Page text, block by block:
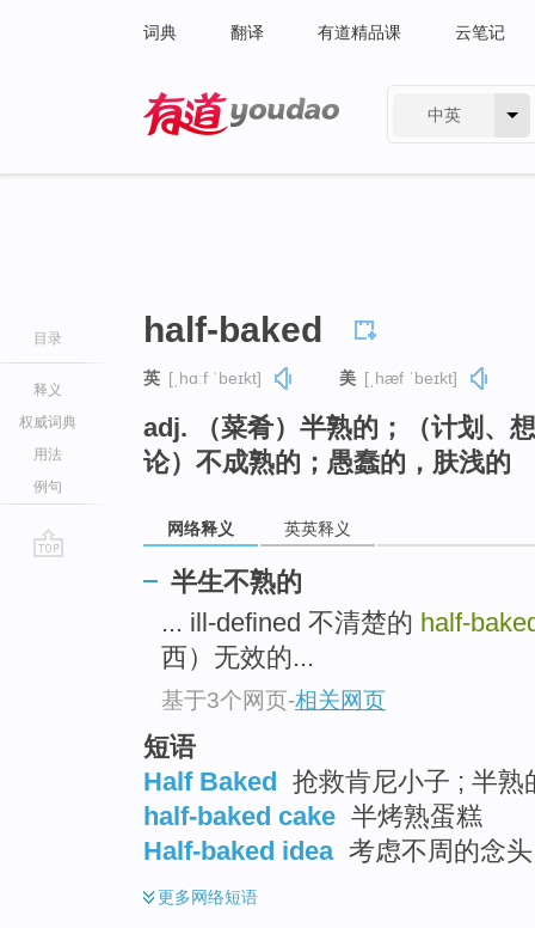
词典 翻译 有道精品课 云笔记
中英
目录
释义
权威词典
用法
例句
half-baked
英 [ˌhɑːf ˈbeɪkt] 美 [ˌhæf ˈbeɪkt]
adj. （菜肴）半熟的；（计划、
论）不成熟的；愚蠢的，肤浅的
网络释义 英英释义
半生不熟的
... ill-defined 不清楚的 half-
西）无效的...
基于3个网页-相关网页
短语
Half Baked 抢救肯尼小子 ; 半熟
half-baked cake 半烤熟蛋糕
Half-baked idea 考虑不周的念头
更多网络短语